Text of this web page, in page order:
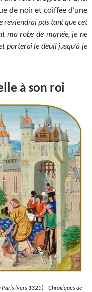
de noir et coiffée d’une
reviendrai pas tant que cet
ma robe de mariée, je ne
porterai le deuil jusqu’à je
à son roi
Paris (vers 1325) –Chroniques de